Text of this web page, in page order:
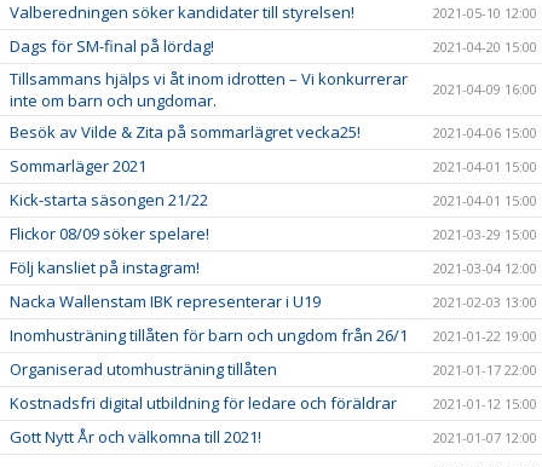
Valberedningen söker kandidater till styrelsen! 2021-05-10 12:00
Dags för SM-final på lördag! 2021-04-20 15:00
Tillsammans hjälps vi åt inom idrotten – Vi konkurrerar
inte om barn och ungdomar.
2021-04-09 16:00
Besök av Vilde & Zita på sommarlägret vecka25! 2021-04-06 15:00
Sommarläger 2021 2021-04-01 15:00
Kick-starta säsongen 21/22 2021-04-01 15:00
Flickor 08/09 söker spelare! 2021-03-29 15:00
Följ kansliet på instagram! 2021-03-04 12:00
Nacka Wallenstam IBK representerar i U19 2021-02-03 13:00
Inomhusträning tillåten för barn och ungdom från 26/1 2021-01-22 19:00
Organiserad utomhusträning tillåten 2021-01-17 22:00
Kostnadsfri digital utbildning för ledare och föräldrar 2021-01-12 15:00
Gott Nytt År och välkomna till 2021!
2021-01-07 12:00